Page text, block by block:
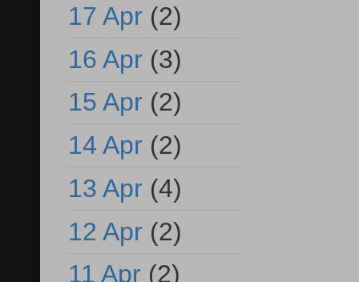
17 Apr (2)
16 Apr (3)
15 Apr (2)
14 Apr (2)
13 Apr (4)
12 Apr (2)
11 Apr (2)